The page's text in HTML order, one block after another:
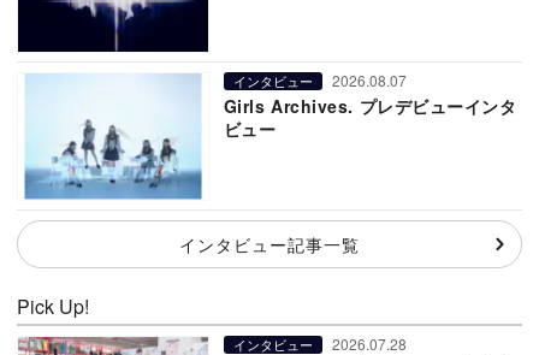
インタビュー 2026.08.07
Girls Archives. プレデビューインタ
ビュー
インタビュー記事一覧
Pick Up!
インタビュー 2026.07.28